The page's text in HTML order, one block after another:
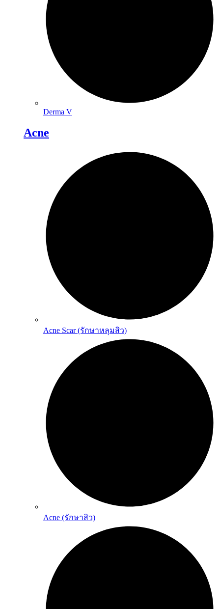
Derma V
Acne
Acne Scar (รักษาหลุมสิว)
Acne (รักษาสิว)